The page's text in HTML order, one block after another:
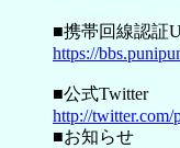
■携帯回線認証
https://
■公式Twitter
http://twitter.com/
■お知らせ